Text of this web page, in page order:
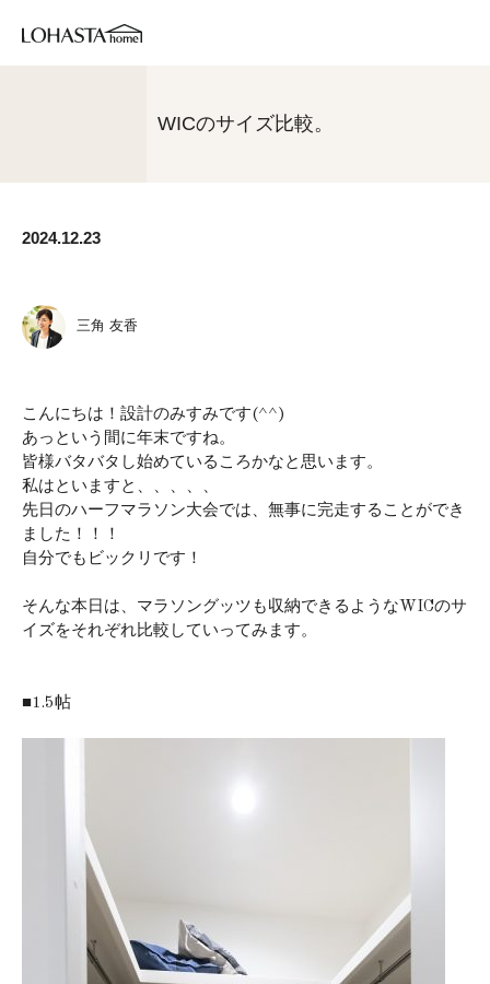
WICのサイズ比較。
2024.12.23
三角 友香
こんにちは！設計のみすみです(^^)
あっという間に年末ですね。
皆様バタバタし始めているころかなと思います。
私はといますと、、、、、
先日のハーフマラソン大会では、無事に完走することができ
ました！！！
自分でもビックリです！
そんな本日は、マラソングッツも収納できるようなWICのサ
イズをそれぞれ比較していってみます。
■1.5帖